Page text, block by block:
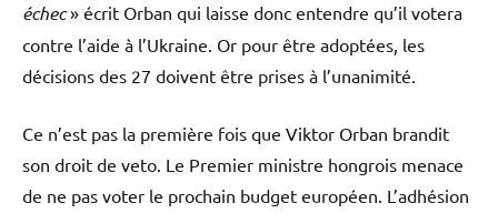
échec» écrit Orban qui laisse donc entendre qu’il votera
contre l’aide à l’Ukraine. Or pour être adoptées, les
décisions des 27 doivent être prises à l’unanimité.
Ce n’est pas la première fois que Viktor Orban brandit
son droit de veto. Le Premier ministre hongrois menace
de ne pas voter le prochain budget européen. L’adhésion